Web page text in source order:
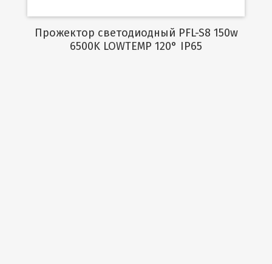
Прожектор светодиодный PFL-S8 150w
6500K LOWTEMP 120° IP65